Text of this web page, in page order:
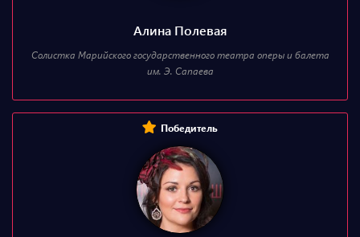
Алина Полевая
Солистка Марийского государственного театра оперы и балета
им. Э. Сапаева
Победитель